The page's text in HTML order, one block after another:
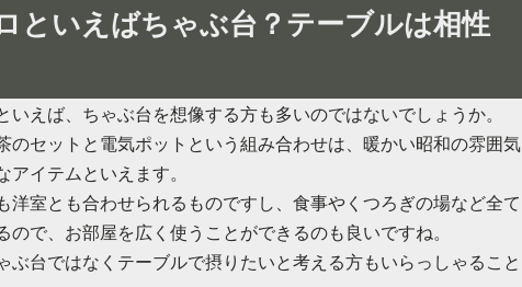
といえばちゃぶ台？テーブルは相性
いえば、ちゃぶ台を想像する方も多いのではないでしょうか。
のセットと電気ポットという組み合わせは、暖かい昭和の雰囲気
イテムといえます。
洋室とも合わせられるものですし、食事やくつろぎの場など全て
ので、お部屋を広く使うことができるのも良いですね。
ぶ台ではなくテーブルで摂りたいと考える方もいらっしゃること